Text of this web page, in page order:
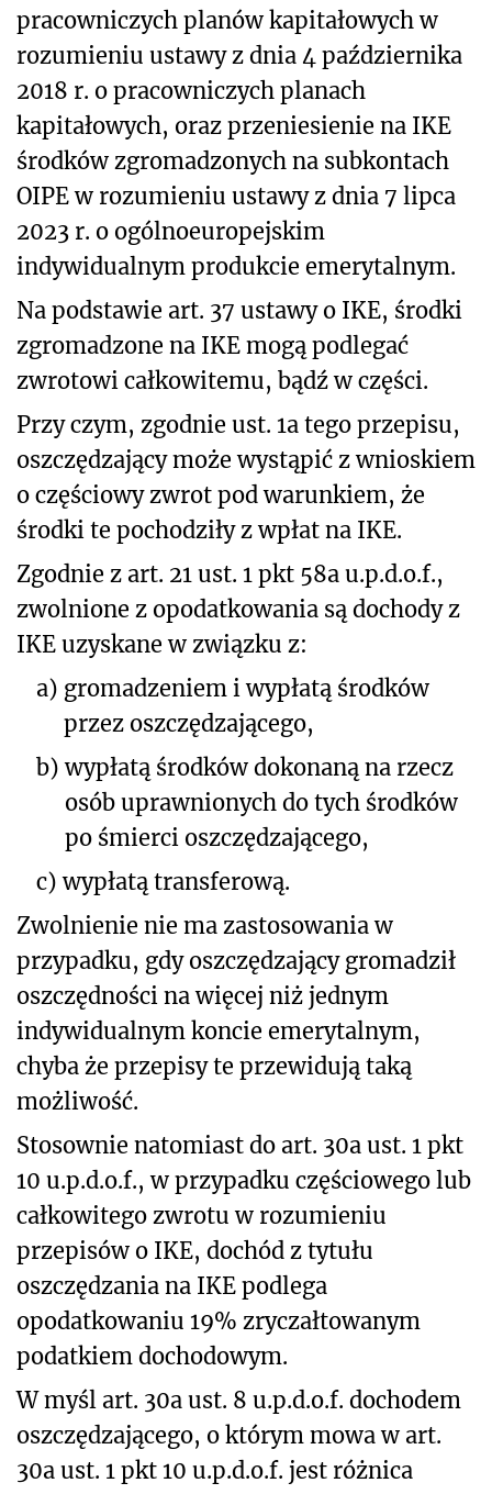
pracowniczych planów kapitałowych w
rozumieniu ustawy z dnia 4 października
2018 r. o pracowniczych planach
kapitałowych, oraz przeniesienie na IKE
środków zgromadzonych na subkontach
OIPE w rozumieniu ustawy z dnia 7 lipca
2023 r. o ogólnoeuropejskim
indywidualnym produkcie emerytalnym.
Na podstawie art. 37 ustawy o IKE, środki
zgromadzone na IKE mogą podlegać
zwrotowi całkowitemu, bądź w części.
Przy czym, zgodnie ust. 1a tego przepisu,
oszczędzający może wystąpić z wnioskiem
o częściowy zwrot pod warunkiem, że
środki te pochodziły z wpłat na IKE.
Zgodnie z art. 21 ust. 1 pkt 58a u.p.d.o.f.,
zwolnione z opodatkowania są dochody z
IKE uzyskane w związku z:
a) gromadzeniem i wypłatą środków
przez oszczędzającego,
b) wypłatą środków dokonaną na rzecz
osób uprawnionych do tych środków
po śmierci oszczędzającego,
c) wypłatą transferową.
Zwolnienie nie ma zastosowania w
przypadku, gdy oszczędzający gromadził
oszczędności na więcej niż jednym
indywidualnym koncie emerytalnym,
chyba że przepisy te przewidują taką
możliwość.
Stosownie natomiast do art. 30a ust. 1 pkt
10 u.p.d.o.f., w przypadku częściowego lub
całkowitego zwrotu w rozumieniu
przepisów o IKE, dochód z tytułu
oszczędzania na IKE podlega
opodatkowaniu 19% zryczałtowanym
podatkiem dochodowym.
W myśl art. 30a ust. 8 u.p.d.o.f. dochodem
oszczędzającego, o którym mowa w art.
30a ust. 1 pkt 10 u.p.d.o.f. jest różnica